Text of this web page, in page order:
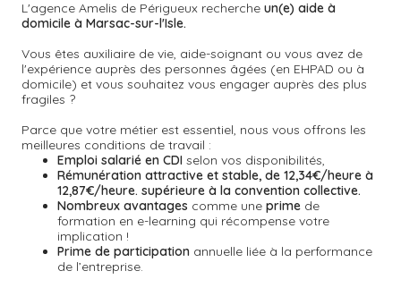
L'agence Amelis de Périgueux recherche un(e) aide à
domicile à Marsac-sur-l'Isle.
Vous êtes auxiliaire de vie, aide-soignant ou vous avez de
l'expérience auprès des personnes âgées (en EHPAD ou à
domicile) et vous souhaitez vous engager auprès des plus
fragiles ?
Parce que votre métier est essentiel, nous vous offrons les
meilleures conditions de travail :
Emploi salarié en CDI selon vos disponibilités,
Rémunération attractive et stable, de 12,34€/heure à
12,87€/heure. supérieure à la convention collective.
Nombreux avantages comme une prime de
formation en e-learning qui récompense votre
implication !
Prime de participation annuelle liée à la performance
de l’entreprise.